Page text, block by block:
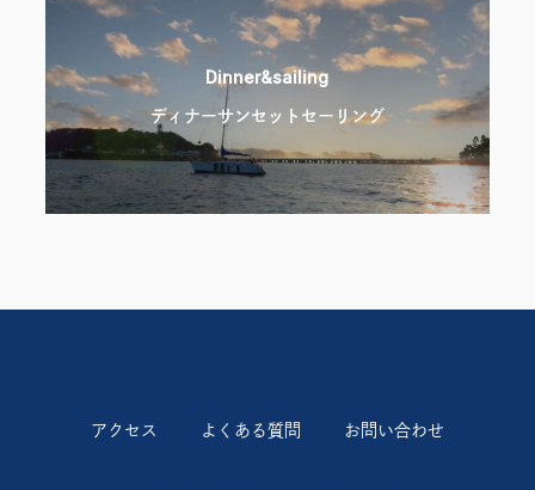
Dinner&sailing
ディナーサンセットセーリング
アクセス よくある質問 お問い合わせ